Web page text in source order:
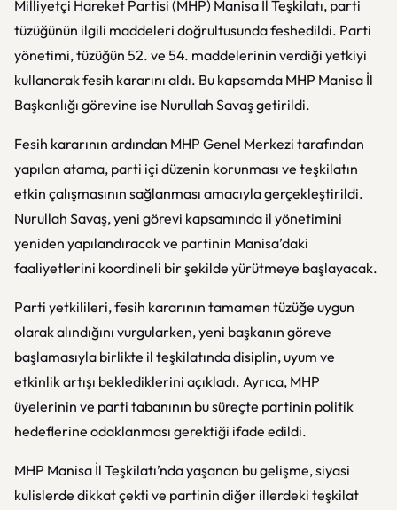
Milliyetçi Hareket Partisi (MHP) Manisa İl Teşkilatı, parti
tüzüğünün ilgili maddeleri doğrultusunda feshedildi. Parti
yönetimi, tüzüğün 52. ve 54. maddelerinin verdiği yetkiyi
kullanarak fesih kararını aldı. Bu kapsamda MHP Manisa İl
Başkanlığı görevine ise Nurullah Savaş getirildi.
Fesih kararının ardından MHP Genel Merkezi tarafından
yapılan atama, parti içi düzenin korunması ve teşkilatın
etkin çalışmasının sağlanması amacıyla gerçekleştirildi.
Nurullah Savaş, yeni görevi kapsamında il yönetimini
yeniden yapılandıracak ve partinin Manisa’daki
faaliyetlerini koordineli bir şekilde yürütmeye başlayacak.
Parti yetkilileri, fesih kararının tamamen tüzüğe uygun
olarak alındığını vurgularken, yeni başkanın göreve
başlamasıyla birlikte il teşkilatında disiplin, uyum ve
etkinlik artışı beklediklerini açıkladı. Ayrıca, MHP
üyelerinin ve parti tabanının bu süreçte partinin politik
hedeflerine odaklanması gerektiği ifade edildi.
MHP Manisa İl Teşkilatı’nda yaşanan bu gelişme, siyasi
kulislerde dikkat çekti ve partinin diğer illerdeki teşkilat